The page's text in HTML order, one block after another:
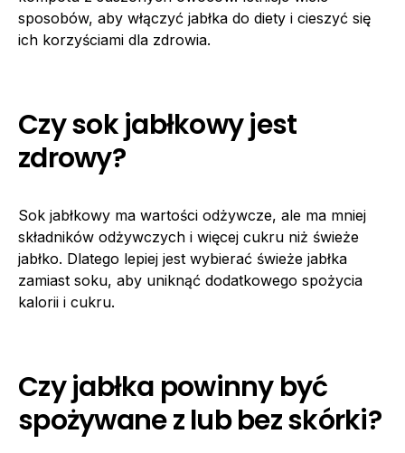
sposobów, aby włączyć jabłka do diety i cieszyć się
ich korzyściami dla zdrowia.
Czy sok jabłkowy jest
zdrowy?
Sok jabłkowy ma wartości odżywcze, ale ma mniej
składników odżywczych i więcej cukru niż świeże
jabłko. Dlatego lepiej jest wybierać świeże jabłka
zamiast soku, aby uniknąć dodatkowego spożycia
kalorii i cukru.
Czy jabłka powinny być
spożywane z lub bez skórki?